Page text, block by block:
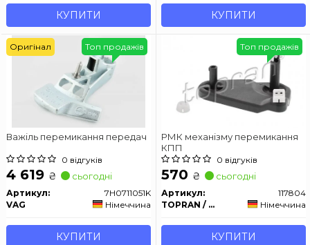
КУПИТИ КУПИТИ
Важіль перемикання передач
0 відгуків
4 619 ₴ сьогодні
Артикул:
7H0711051K
VAG
Німеччина
КУПИТИ
Топ продажів
Оригінал
РМК механізму перемикання
КПП
0 відгуків
570 ₴ сьогодні
Артикул:
117804
TOPRAN / HANS PRIES
Німеччина
КУПИТИ
Топ продажів